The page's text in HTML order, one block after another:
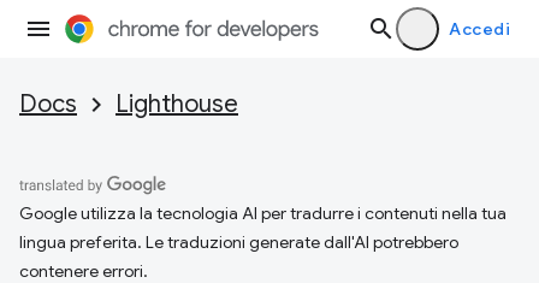
Accedi
Docs Lighthouse
Google utilizza la tecnologia AI per tradurre i contenuti nella tua
lingua preferita. Le traduzioni generate dall'AI potrebbero
contenere errori.